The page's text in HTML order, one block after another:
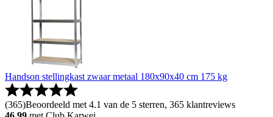
Handson stellingkast zwaar metaal 180x90x40 cm 175 kg
(365)Beoordeeld met 4.1 van de 5 sterren, 365 klantreviews